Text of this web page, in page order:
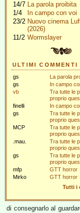
14/7 La parola proibita
1/4
In campo con voi
23/2 Nuovo cinema
(2026)
11/2 Wormslayer
ULTIMI COMMENTI
gs
La parola
gs
In campo
vb
Tra tutte le
proprio
finelli
In campo
gs
Tra tutte le
proprio
MCP
Tra tutte le
proprio
.mau.
Tra tutte le
proprio
gs
Tra tutte le
proprio
mfp
GTT horror
Mirko
GTT horror
Tutti i
di consegnarlo al